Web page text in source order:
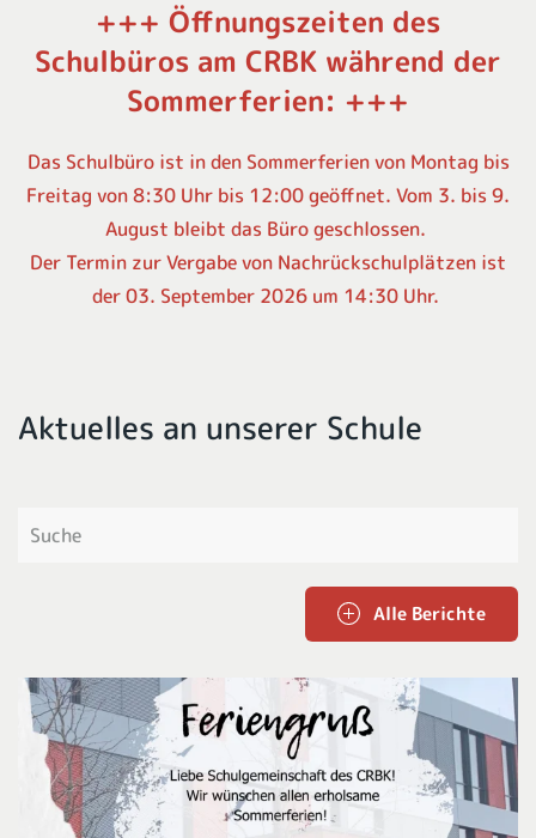
+++ Öffnungszeiten des
Schulbüros am CRBK während der
Sommerferien: +++
Das Schulbüro ist in den Sommerferien von Montag bis
Freitag von 8:30 Uhr bis 12:00 geöffnet. Vom 3. bis 9.
August bleibt das Büro geschlossen.
Der Termin zur Vergabe von Nachrückschulplätzen ist
der 03. September 2026 um 14:30 Uhr.
Aktuelles an unserer Schule
Alle Berichte